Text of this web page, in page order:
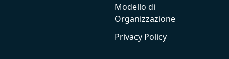
Modello di
Organizzazione
Privacy Policy